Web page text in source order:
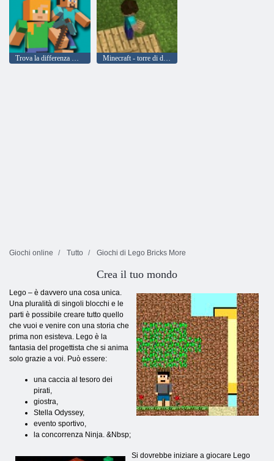
Minecraft - torre di difesa
Giochi online Tutto Giochi di Lego Bricks More
Crea il tuo mondo
Lego – è davvero una cosa unica.
Una pluralità di singoli blocchi e le
parti è possibile creare tutto quello
che vuoi e venire con una storia che
prima non esisteva. Lego è la
fantasia del progettista che si anima
solo grazie a voi. Può essere:
una caccia al tesoro dei
pirati,
giostra,
Stella Odyssey,
evento sportivo,
la concorrenza Ninja. &Nbsp;
Si dovrebbe iniziare a giocare Lego